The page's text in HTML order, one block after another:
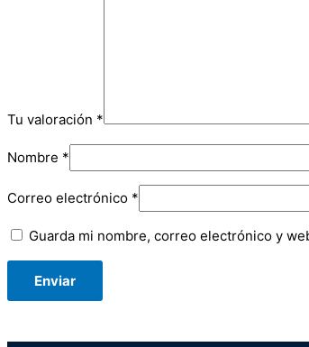
Tu valoración *
Nombre *
Correo electrónico *
Guarda mi nombre, correo electrónico y